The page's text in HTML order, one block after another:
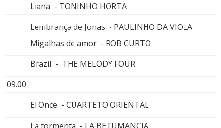
Liana - TONINHO HORTA
Lembrança de Jonas - PAULINHO DA VIOLA
Migalhas de amor - ROB CURTO
Brazil - THE MELODY FOUR
09.00
El Once - CUARTETO ORIENTAL
La tormenta - LA BETUMANCIA